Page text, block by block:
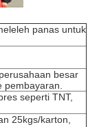
panas untuk
besar
seperti TNT,
25kgs/karton,